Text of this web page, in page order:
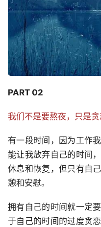
PART 02
我们不是要熬夜，只是
有一段时间，因为工作
能让我放弃自己的时间
休息和恢复，但只有自
憩和安慰。
拥有自己的时间就一定
于自己的时间的过度贪